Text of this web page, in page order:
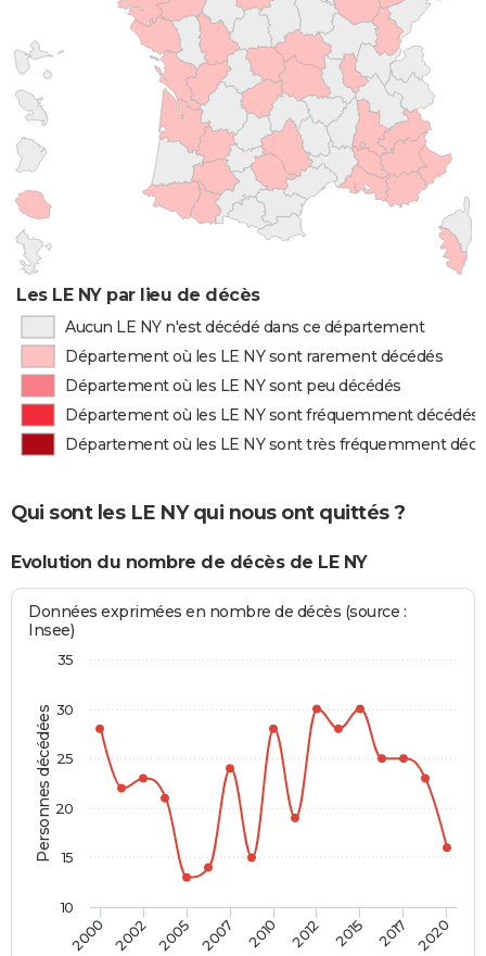
Les LE NY par lieu de décès
Aucun LE NY n'est décédé dans ce département
Département où les LE NY sont rarement décédés
Département où les LE NY sont peu décédés
Département où les LE NY sont fréquemment décédés
Département où les LE NY sont très fréquemment
Qui sont les LE NY qui nous ont quittés ?
Evolution du nombre de décès de LE NY
Personnes décédées
Données exprimées en nombre de décès (source :
Insee)
2000 2002 2005 2007 2010 2012 2015 2017 2020
10
15
20
25
30
35